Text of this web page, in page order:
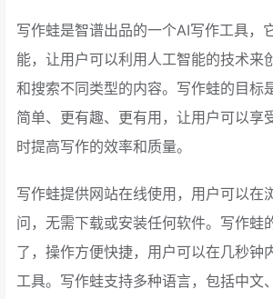
写作蛙是智谱出品的一个AI写作工具，
能，让用户可以利用人工智能的技术来
和搜索不同类型的内容。写作蛙的目标
简单、更有趣、更有用，让用户可以享
时提高写作的效率和质量。
写作蛙提供网站在线使用，用户可以在
问，无需下载或安装任何软件。写作蛙
了，操作方便快捷，用户可以在几秒钟
工具。写作蛙支持多种语言，包括中文